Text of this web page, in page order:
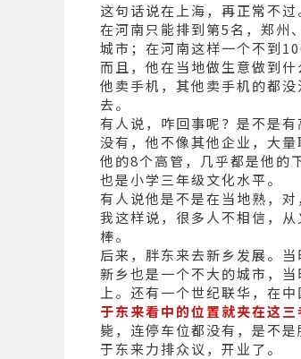
这句话说在上海，再正常不过
在河南只能排到第5名，郑州
城市；在河南这样一个不到
而且，他在当地做生意做到
他卖手机，其他卖手机的都
去。
有人说，咋回事呢？是不是
没有，他不像其他企业，大量
他的8个高管，几乎都是他的
也是小学三年级文化水平。
有人说他是不是在当地熟，
我这样说，很多人不相信，
棒。
后来，胖东来去新乡发展。
新乡也是一个不大的城市，
上。还有一个世纪联华，在
于东来看中的位置就夹在这三
毙，连停车位都没有，是不是
于东来力排众议，开业了。